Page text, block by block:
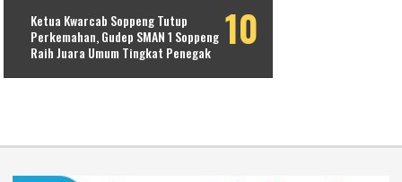
Ketua Kwarcab Soppeng Tutup
Perkemahan, Gudep SMAN 1 Soppeng
Raih Juara Umum Tingkat Penegak